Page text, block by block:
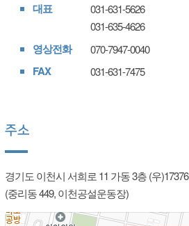
대표
031-631-5626
031-635-4626
영상전화 070-7947-0040
FAX 031-631-7475
주소
경기도 이천시 서희로 11 가동 3층 (우)17376
(중리동 449, 이천공설운동장)